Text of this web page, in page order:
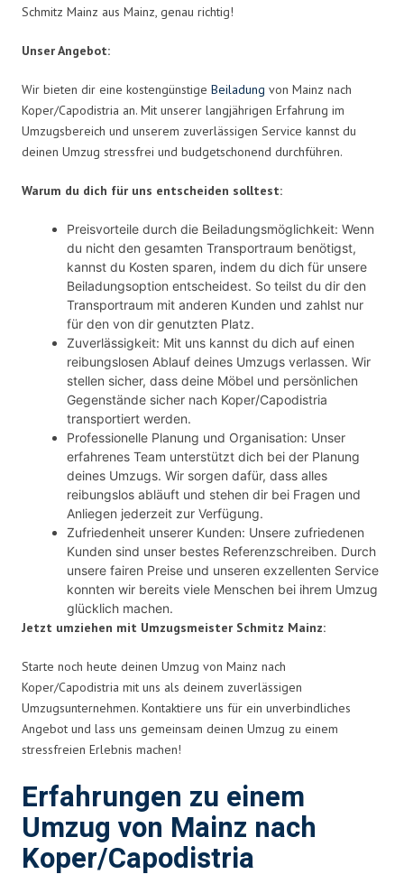
Schmitz Mainz aus Mainz, genau richtig!
Unser Angebot:
Wir bieten dir eine kostengünstige Beiladung von Mainz nach
Koper/Capodistria an. Mit unserer langjährigen Erfahrung im
Umzugsbereich und unserem zuverlässigen Service kannst du
deinen Umzug stressfrei und budgetschonend durchführen.
Warum du dich für uns entscheiden solltest:
Preisvorteile durch die Beiladungsmöglichkeit: Wenn
du nicht den gesamten Transportraum benötigst,
kannst du Kosten sparen, indem du dich für unsere
Beiladungsoption entscheidest. So teilst du dir den
Transportraum mit anderen Kunden und zahlst nur
für den von dir genutzten Platz.
Zuverlässigkeit: Mit uns kannst du dich auf einen
reibungslosen Ablauf deines Umzugs verlassen. Wir
stellen sicher, dass deine Möbel und persönlichen
Gegenstände sicher nach Koper/Capodistria
transportiert werden.
Professionelle Planung und Organisation: Unser
erfahrenes Team unterstützt dich bei der Planung
deines Umzugs. Wir sorgen dafür, dass alles
reibungslos abläuft und stehen dir bei Fragen und
Anliegen jederzeit zur Verfügung.
Zufriedenheit unserer Kunden: Unsere zufriedenen
Kunden sind unser bestes Referenzschreiben. Durch
unsere fairen Preise und unseren exzellenten Service
konnten wir bereits viele Menschen bei ihrem Umzug
glücklich machen.
Jetzt umziehen mit Umzugsmeister Schmitz Mainz:
Starte noch heute deinen Umzug von Mainz nach
Koper/Capodistria mit uns als deinem zuverlässigen
Umzugsunternehmen. Kontaktiere uns für ein unverbindliches
Angebot und lass uns gemeinsam deinen Umzug zu einem
stressfreien Erlebnis machen!
Erfahrungen zu einem
Umzug von Mainz nach
Koper/Capodistria